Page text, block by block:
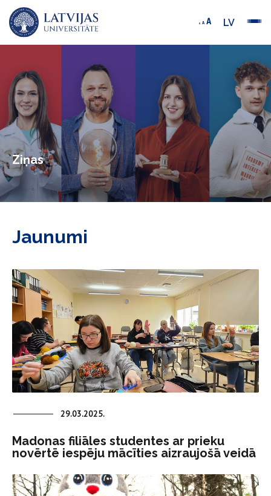
LV
Ziņas
Jaunumi
29.03.2025.
Madonas filiāles studentes ar prieku
novērtē iespēju mācīties aizraujošā veidā